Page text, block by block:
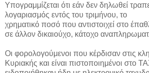
Υπογραμμίζεται ότι εάν δεν δηλωθεί
λογαριασμός εντός του τριμήνου, το
χρηματικό ποσό που αντιστοιχεί στο
σε άλλον δικαιούχο, κάτοχο
Οι φορολογούμενοι που κέρδισαν στις
Κυριακής και είναι πιστοποιημένοι στο